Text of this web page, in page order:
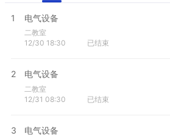
1 电气设备
二教室
12/30 18:30
已结束
2 电气设备
二教室
12/31 08:30
已结束
3 电气设备